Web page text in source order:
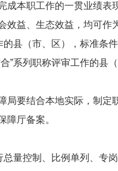
本职工作的一贯业绩表
益、生态效益，均可作
的县（市、区），标准条
”系列职称评审工作的县
局要结合本地实际，制
障厅备案。
总量控制、比例单列、专